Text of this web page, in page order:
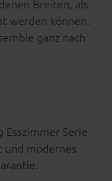
Breiten, als
werden können.
ganz nach
Serie
modernes
.